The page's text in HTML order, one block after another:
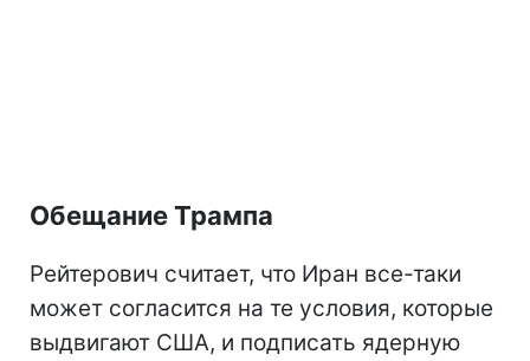
Обещание Трампа
Рейтерович считает, что Иран все-таки
может согласится на те условия, которые
выдвигают США, и подписать ядерную